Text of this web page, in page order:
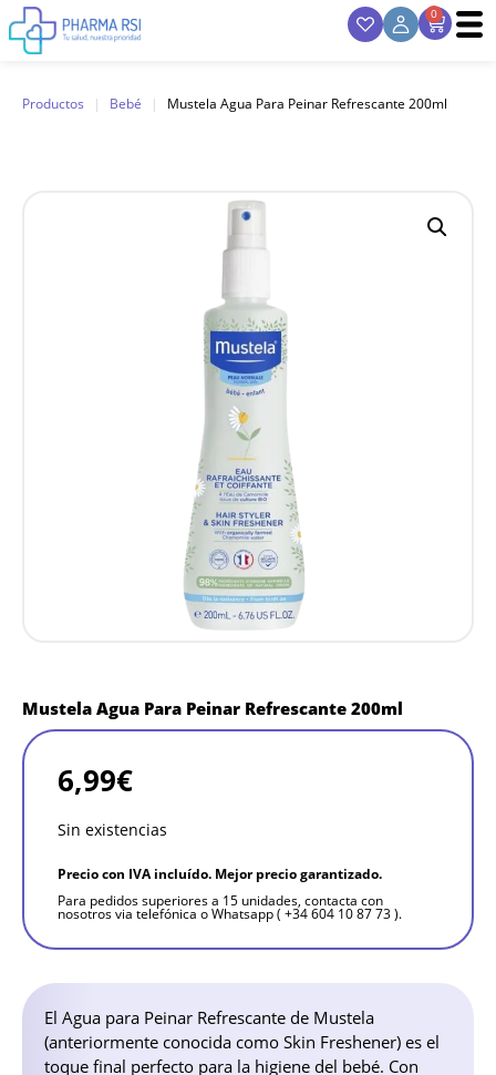
0
Productos | Bebé | Mustela Agua Para Peinar Refrescante 200ml
Mustela Agua Para Peinar Refrescante 200ml
El Agua para Peinar Refrescante de Mustela
(anteriormente conocida como Skin Freshener) es el
toque final perfecto para la higiene del bebé. Con
6,99€
Sin existencias
Precio con IVA incluído. Mejor precio garantizado.
Para pedidos superiores a 15 unidades, contacta con
nosotros via telefónica o Whatsapp ( +34 604 10 87 73 ).